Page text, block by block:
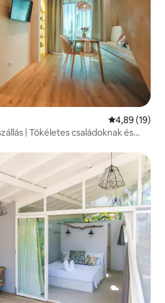
Átlagos
4,89 (19)
| Tökéletes családoknak és